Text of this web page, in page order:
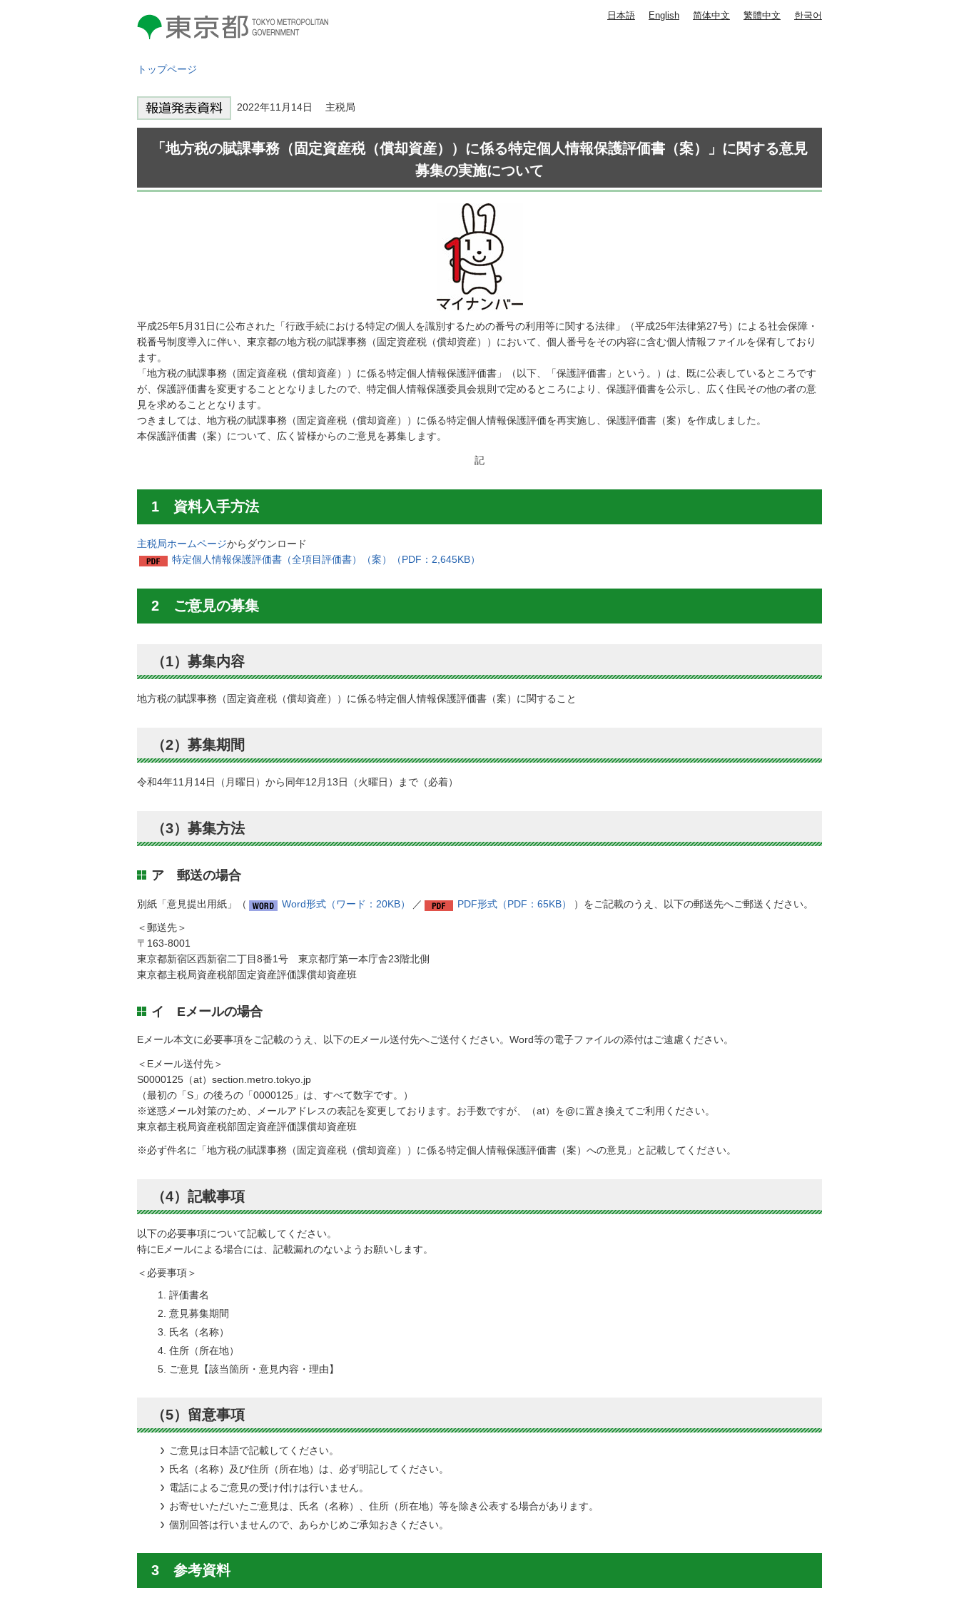
東京都 TOKYO METROPOLITAN
GOVERNMENT
日本語 English 简体中文 繁體中文 한국어
トップページ
2022年11月14日 主税局
「地方税の賦課事務（固定資産税（償却資産））に係る特定個人情報保護評価書（案）」に関する意見
募集の実施について
平成25年5月31日に公布された「行政手続における特定の個人を識別するための番号の利用等に関する法律」（平成25年法律第27号）による社会保障・
税番号制度導入に伴い、東京都の地方税の賦課事務（固定資産税（償却資産））において、個人番号をその内容に含む個人情報ファイルを保有しており
ます。
「地方税の賦課事務（固定資産税（償却資産））に係る特定個人情報保護評価書」（以下、「保護評価書」という。）は、既に公表しているところです
が、保護評価書を変更することとなりましたので、特定個人情報保護委員会規則で定めるところにより、保護評価書を公示し、広く住民その他の者の意
見を求めることとなります。
つきましては、地方税の賦課事務（固定資産税（償却資産））に係る特定個人情報保護評価を再実施し、保護評価書（案）を作成しました。
本保護評価書（案）について、広く皆様からのご意見を募集します。
記
1 資料入手方法
主税局ホームページからダウンロード
特定個人情報保護評価書（全項目評価書）（案）（PDF：2,645KB）
2 ご意見の募集
（1）募集内容
地方税の賦課事務（固定資産税（償却資産））に係る特定個人情報保護評価書（案）に関すること
（2）募集期間
令和4年11月14日（月曜日）から同年12月13日（火曜日）まで（必着）
（3）募集方法
ア 郵送の場合
別紙「意見提出用紙」（ Word形式（ワード：20KB） ／ PDF形式（PDF：65KB） ）をご記載のうえ、以下の郵送先へご郵送ください。
＜郵送先＞
〒163-8001
東京都新宿区西新宿二丁目8番1号 東京都庁第一本庁舎23階北側
東京都主税局資産税部固定資産評価課償却資産班
イ Eメールの場合
Eメール本文に必要事項をご記載のうえ、以下のEメール送付先へご送付ください。Word等の電子ファイルの添付はご遠慮ください。
＜Eメール送付先＞
S0000125（at）section.metro.tokyo.jp
（最初の「S」の後ろの「0000125」は、すべて数字です。）
※迷惑メール対策のため、メールアドレスの表記を変更しております。お手数ですが、（at）を@に置き換えてご利用ください。
東京都主税局資産税部固定資産評価課償却資産班
※必ず件名に「地方税の賦課事務（固定資産税（償却資産））に係る特定個人情報保護評価書（案）への意見」と記載してください。
（4）記載事項
以下の必要事項について記載してください。
特にEメールによる場合には、記載漏れのないようお願いします。
＜必要事項＞
評価書名
意見募集期間
氏名（名称）
住所（所在地）
ご意見【該当箇所・意見内容・理由】
（5）留意事項
ご意見は日本語で記載してください。
氏名（名称）及び住所（所在地）は、必ず明記してください。
電話によるご意見の受け付けは行いません。
お寄せいただいたご意見は、氏名（名称）、住所（所在地）等を除き公表する場合があります。
個別回答は行いませんので、あらかじめご承知おきください。
3 参考資料